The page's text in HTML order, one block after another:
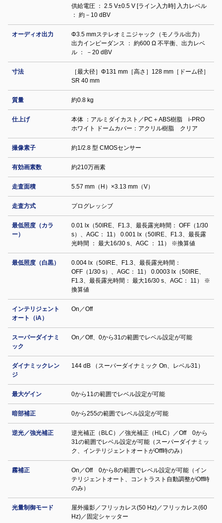
供給電圧 ： 2.5 V±0.5 V [ライン入力時] 入力レベル
： 約－10 dBV
オーディオ出力
Φ3.5 mmステレオミニジャック（モノラル出力）
出力インピーダンス ： 約600 Ω 不平衡、出力レベ
ル ： －20 dBV
寸法
［最大径］Φ131 mm［高さ］128 mm［ドーム径］
SR 40 mm
質量 約0.8 kg
仕上げ
本体 ：アルミダイカスト／PC＋ABS樹脂 i-PRO
ホワイト ドームカバー：アクリル樹脂 クリア
撮像素子 約1/2.8 型 CMOSセンサー
有効画素数 約210万画素
走査面積 5.57 mm（H）×3.13 mm（V）
走査方式 プログレッシブ
最低照度（カラ
ー）
0.01 lx（50IRE、F1.3、最長露光時間： OFF（1/30
s）、AGC： 11） 0.001 lx（50IRE、F1.3、最長露
光時間 ： 最大16/30 s、AGC ： 11） ※換算値
最低照度（白黒）
0.004 lx（50IRE、F1.3、最長露光時間：
OFF（1/30 s）、AGC： 11） 0.0003 lx（50IRE、
F1.3、最長露光時間： 最大16/30 s、AGC： 11） ※
換算値
インテリジェント
オート（iA）
On／Off
スーパーダイナミ
ック
On／Off、0から31の範囲でレベル設定が可能
ダイナミックレン
ジ
144 dB （スーパーダイナミック On、レベル31）
最大ゲイン 0から11の範囲でレベル設定が可能
暗部補正 0から255の範囲でレベル設定が可能
逆光／強光補正
逆光補正（BLC）／強光補正（HLC）／Off 0から
31の範囲でレベル設定が可能（スーパーダイナミッ
ク、インテリジェントオートがOff時のみ）
霧補正
On／Off 0から8の範囲でレベル設定が可能（イン
テリジェントオート、コントラスト自動調整がOff時
のみ）
光量制御モード
屋外撮影／フリッカレス(50 Hz)／フリッカレス(60
Hz)／固定シャッター